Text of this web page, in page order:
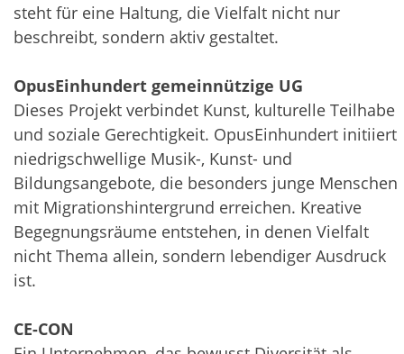
steht für eine Haltung, die Vielfalt nicht nur
beschreibt, sondern aktiv gestaltet.
OpusEinhundert gemeinnützige UG
Dieses Projekt verbindet Kunst, kulturelle Teilhabe
und soziale Gerechtigkeit. OpusEinhundert initiiert
niedrigschwellige Musik-, Kunst- und
Bildungsangebote, die besonders junge Menschen
mit Migrationshintergrund erreichen. Kreative
Begegnungsräume entstehen, in denen Vielfalt
nicht Thema allein, sondern lebendiger Ausdruck
ist.
CE-CON